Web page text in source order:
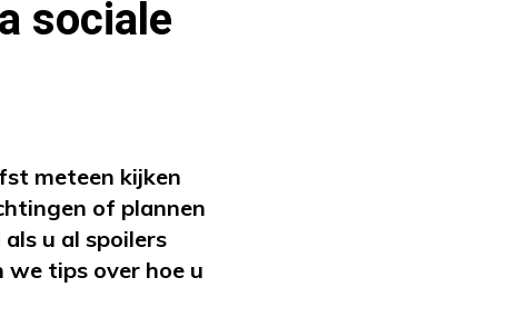
sociale
meteen kijken
of plannen
u al spoilers
tips over hoe u